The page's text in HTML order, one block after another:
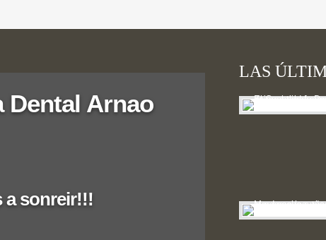
a sonreir!!!
Dental Arnao
LAS